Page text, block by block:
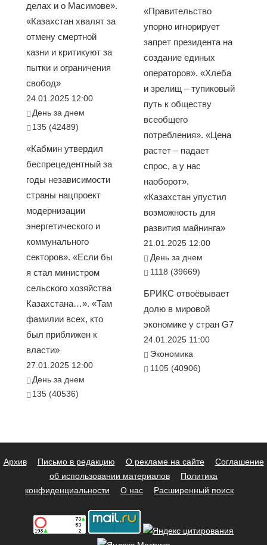
делах и о Масимове».
«Казахстан хвалят за
отмену смертной
казни и критикуют за
пытки и ограничения
свобод»
24.01.2025 12:00
День за днем
135 (42489)
«Кабмин утвердил
беспрецедентный за
годы независимости
страны нацпроект
модернизации
энергетического и
коммунального
секторов». «Если бы
я стал министром
сельского хозяйства
Казахстана…». «Там
фамилии всех, кто
был приближен к
власти»
27.01.2025 12:00
День за днем
135 (40536)
«Правительство
упорно игнорирует
запрет президента на
создание единых
операторов». «Хлеба
и зрелищ – тупиковый
путь к обществу
всеобщего
потребления». «Цена
растет – падает
спрос, а у нас
наоборот».
«Казахстан упустил
возможность для
развития майнинга»
21.01.2025 12:00
День за днем
1118 (39669)
БРИКС отвоёвывает
долю в мировой
экономике у стран G7
24.01.2025 11:00
Экономика
1105 (40906)
Архив Письмо в редакцию О рекламе на сайте
Соглашение
об использовании материалов
Политика
конфиденциальности
О нас Расширенный поиск